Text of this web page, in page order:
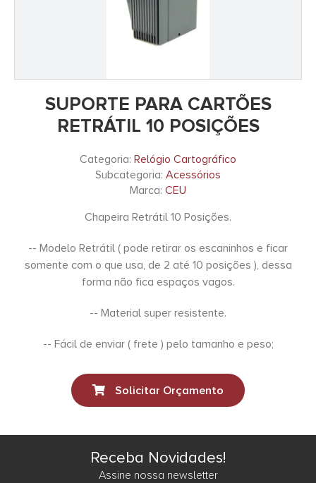
SUPORTE PARA CARTÕES
RETRÁTIL 10 POSIÇÕES
Categoria: Relógio Cartográfico
Subcategoria: Acessórios
Marca: CEU
Chapeira Retrátil 10 Posições.
-- Modelo Retrátil ( pode retirar os escaninhos e ficar
somente com o que usa, de 2 até 10 posições ), dessa
forma não fica espaços vagos.
-- Material super resistente.
-- Fácil de enviar ( frete ) pelo tamanho e peso;
Solicitar Orçamento
Receba Novidades!
Assine nossa newsletter